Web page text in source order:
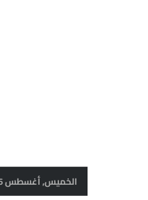
الخميس, أغسطس 6 2026